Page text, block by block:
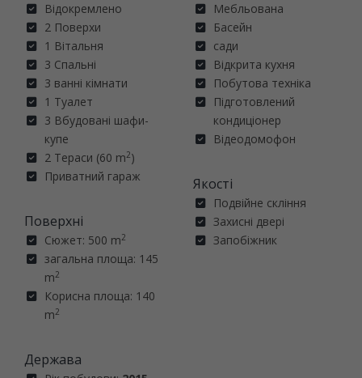
Відокремлено
2 Поверхи
1 Вітальня
3 Спальні
3 ванні кімнати
1 Туалет
3 Вбудовані шафи-
купе
2 Тераси (60 m2)
Приватний гараж
Поверхні
Сюжет: 500 m2
загальна площа: 145
m2
Корисна площа: 140
m2
Держава
Мебльована
Басейн
сади
Відкрита кухня
Побутова техніка
Підготовлений
кондиціонер
Відеодомофон
Якості
Подвійне скління
Захисні двері
Запобіжник